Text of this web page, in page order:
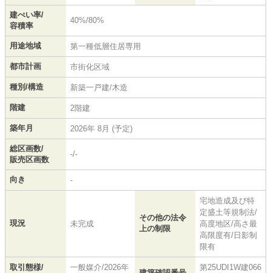
建ぺい率/
容積率
40%/80%
用途地域 第一種低層住居専用
都市計画 市街化区域
種別/構造 新築一戸建/木造
階建 2階建
築年月 2026年 8月 (予定)
総区画数/
販売区画数
-/-
向き -
現況 未完成
その他の法令
上の制限
宅地造成及び特
定盛土等規制法/
高度地区/高さ最
高限度有/日影制
限有
取引態様/ 一般媒介/2026年 第25UDI1W建066